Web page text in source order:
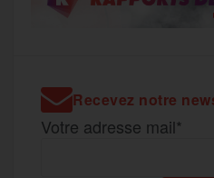
Recevez notre
Votre adresse mail*